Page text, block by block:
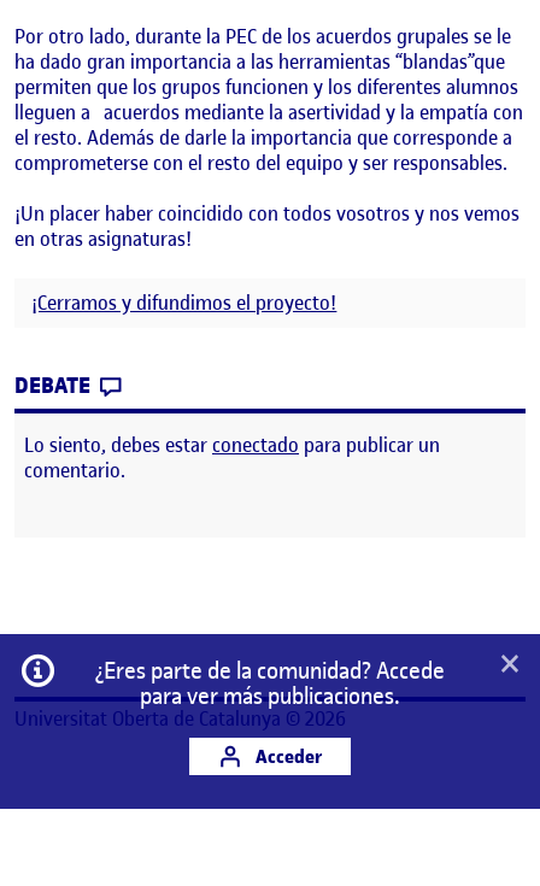
Por otro lado, durante la PEC de los acuerdos grupales se le
ha dado gran importancia a las herramientas “blandas”que
permiten que los grupos funcionen y los diferentes alumnos
lleguen a acuerdos mediante la asertividad y la empatía con
el resto. Además de darle la importancia que corresponde a
comprometerse con el resto del equipo y ser responsables.
¡Un placer haber coincidido con todos vosotros y nos vemos
en otras asignaturas!
¡Cerramos y difundimos el proyecto!
DEBATE
Lo siento, debes estarconectado para publicar un
comentario.
Información
¿Eres parte de la comunidad? Accede
para ver más publicaciones.
Acceder
×
Universitat Oberta de Catalunya © 2026